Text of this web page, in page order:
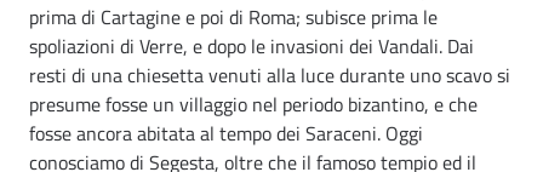
prima di Cartagine e poi di Roma; subisce prima le
spoliazioni di Verre, e dopo le invasioni dei Vandali. Dai
resti di una chiesetta venuti alla luce durante uno scavo si
presume fosse un villaggio nel periodo bizantino, e che
fosse ancora abitata al tempo dei Saraceni. Oggi
conosciamo di Segesta, oltre che il famoso tempio ed il